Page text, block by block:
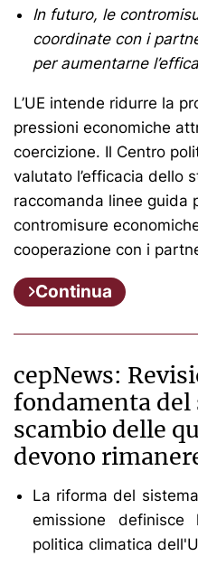
In futuro, le
coordinate con i
per aumentarne
L’UE intende ridurre la
pressioni economiche
coercizione. Il Centro
valutato l’efficacia dello
raccomanda linee guida
contromisure
cooperazione con i
Continua
cepNews:
fondamenta del
scambio delle
devono
La riforma del
emissione
politica climatica